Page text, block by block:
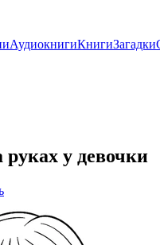
АудиокнигиКнигиЗагадки
у девочки